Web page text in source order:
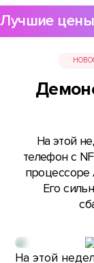
Лучшие
На этой
телефон с
процессоре
Его
На этой